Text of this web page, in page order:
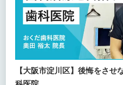
【大阪市淀川区】後悔をさ